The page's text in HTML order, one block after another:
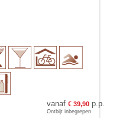
vanaf € 39,90p.p.
Ontbijt inbegrepen